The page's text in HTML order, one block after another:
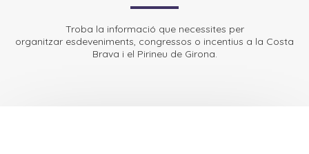
Troba la informació que necessites per
organitzar esdeveniments, congressos o incentius a la Costa
Brava i el Pirineu de Girona.